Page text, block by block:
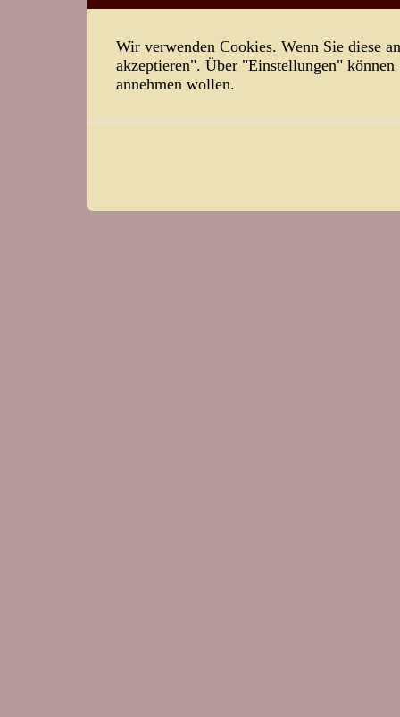
Wir verwenden Cookies. Wenn Sie diese
akzeptieren". Über "Einstellungen"
annehmen wollen.